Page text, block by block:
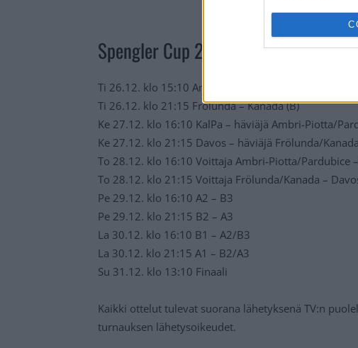
Spengler Cup 2023 – ohjelma:
Ti 26.12. klo 15:10 Ambri-Piotta – Pardubice (A)
Ti 26.12. klo 21:15 Frölunda – Kanada (B)
Ke 27.12. klo 16:10 KalPa – häviäjä Ambri-Piotta/
Ke 27.12. klo 21:15 Davos – häviäjä Frölunda/
To 28.12. klo 16:10 Voittaja Ambri-Piotta/Pardubice –
To 28.12. klo 21:15 Voittaja Frölunda/Kanada –
Pe 29.12. klo 16:10 A2 – B3
Pe 29.12. klo 21:15 B2 – A3
La 30.12. klo 16:10 B1 – A2/B3
La 30.12. klo 21:15 A1 – B2/A3
Su 31.12. klo 13:10 Finaali
Kaikki ottelut tulevat suorana lähetyksenä TV:n
turnauksen lähetysoikeudet.